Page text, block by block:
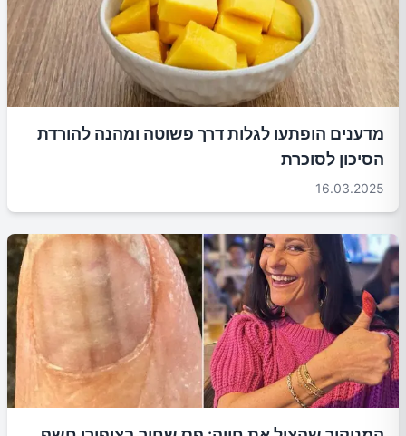
מדענים הופתעו לגלות דרך פשוטה ומהנה להורדת
הסיכון לסוכרת
16.03.2025